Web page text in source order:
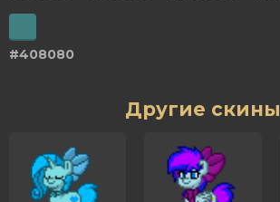
#408080
Другие скины